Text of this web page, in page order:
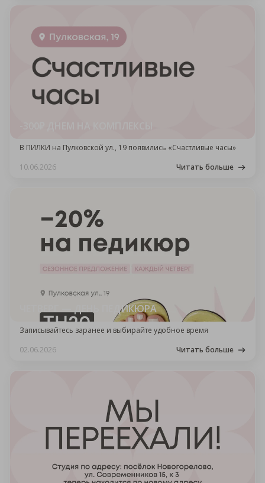
В ПИЛКИ на Пулковской ул., 19 появились «Счастливые часы»
10.06.2026
Читать больше
ЧЕТВЕРГ — ДЕНЬ ПЕДИКЮРА
Записывайтесь заранее и выбирайте удобное время
02.06.2026
Читать больше